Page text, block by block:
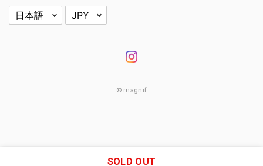
© magnif
SOLD OUT